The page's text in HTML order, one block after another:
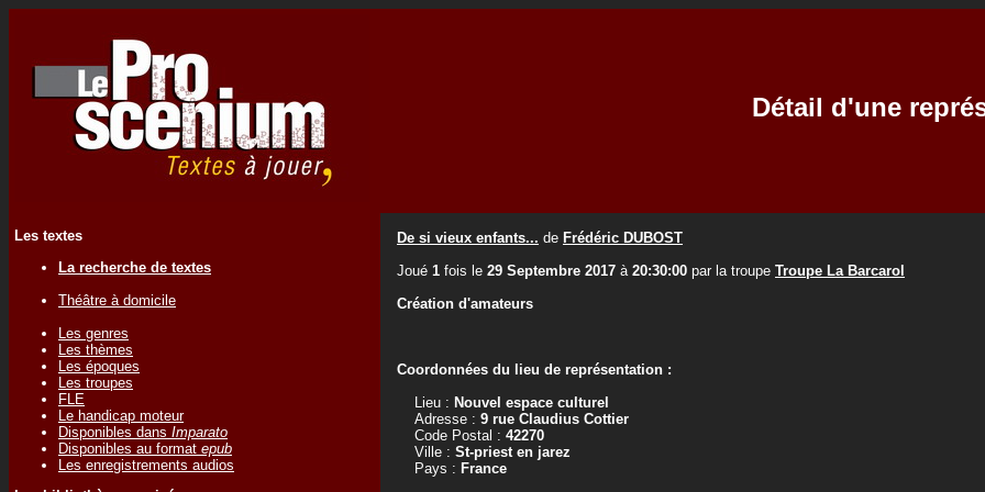
Détail d'une
Les textes
La recherche de textes
Théâtre à domicile
Les genres
Les thèmes
Les époques
Les troupes
FLE
Le handicap moteur
Disponibles dans Imparato
Disponibles au format epub
Les enregistrements audios
De si vieux enfants... de Frédéric DUBOST
Joué 1 fois le 29 Septembre 2017 à 20:30:00 par la troupe Troupe La Barcarol
Création d'amateurs
Coordonnées du lieu de représentation :
Lieu : Nouvel espace culturel
Adresse : 9 rue Claudius Cottier
Code Postal : 42270
Ville : St-priest en jarez
Pays : France